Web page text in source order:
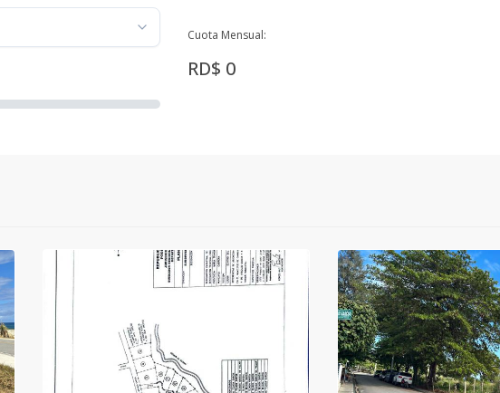
Cuota Mensual:
RD$ 0